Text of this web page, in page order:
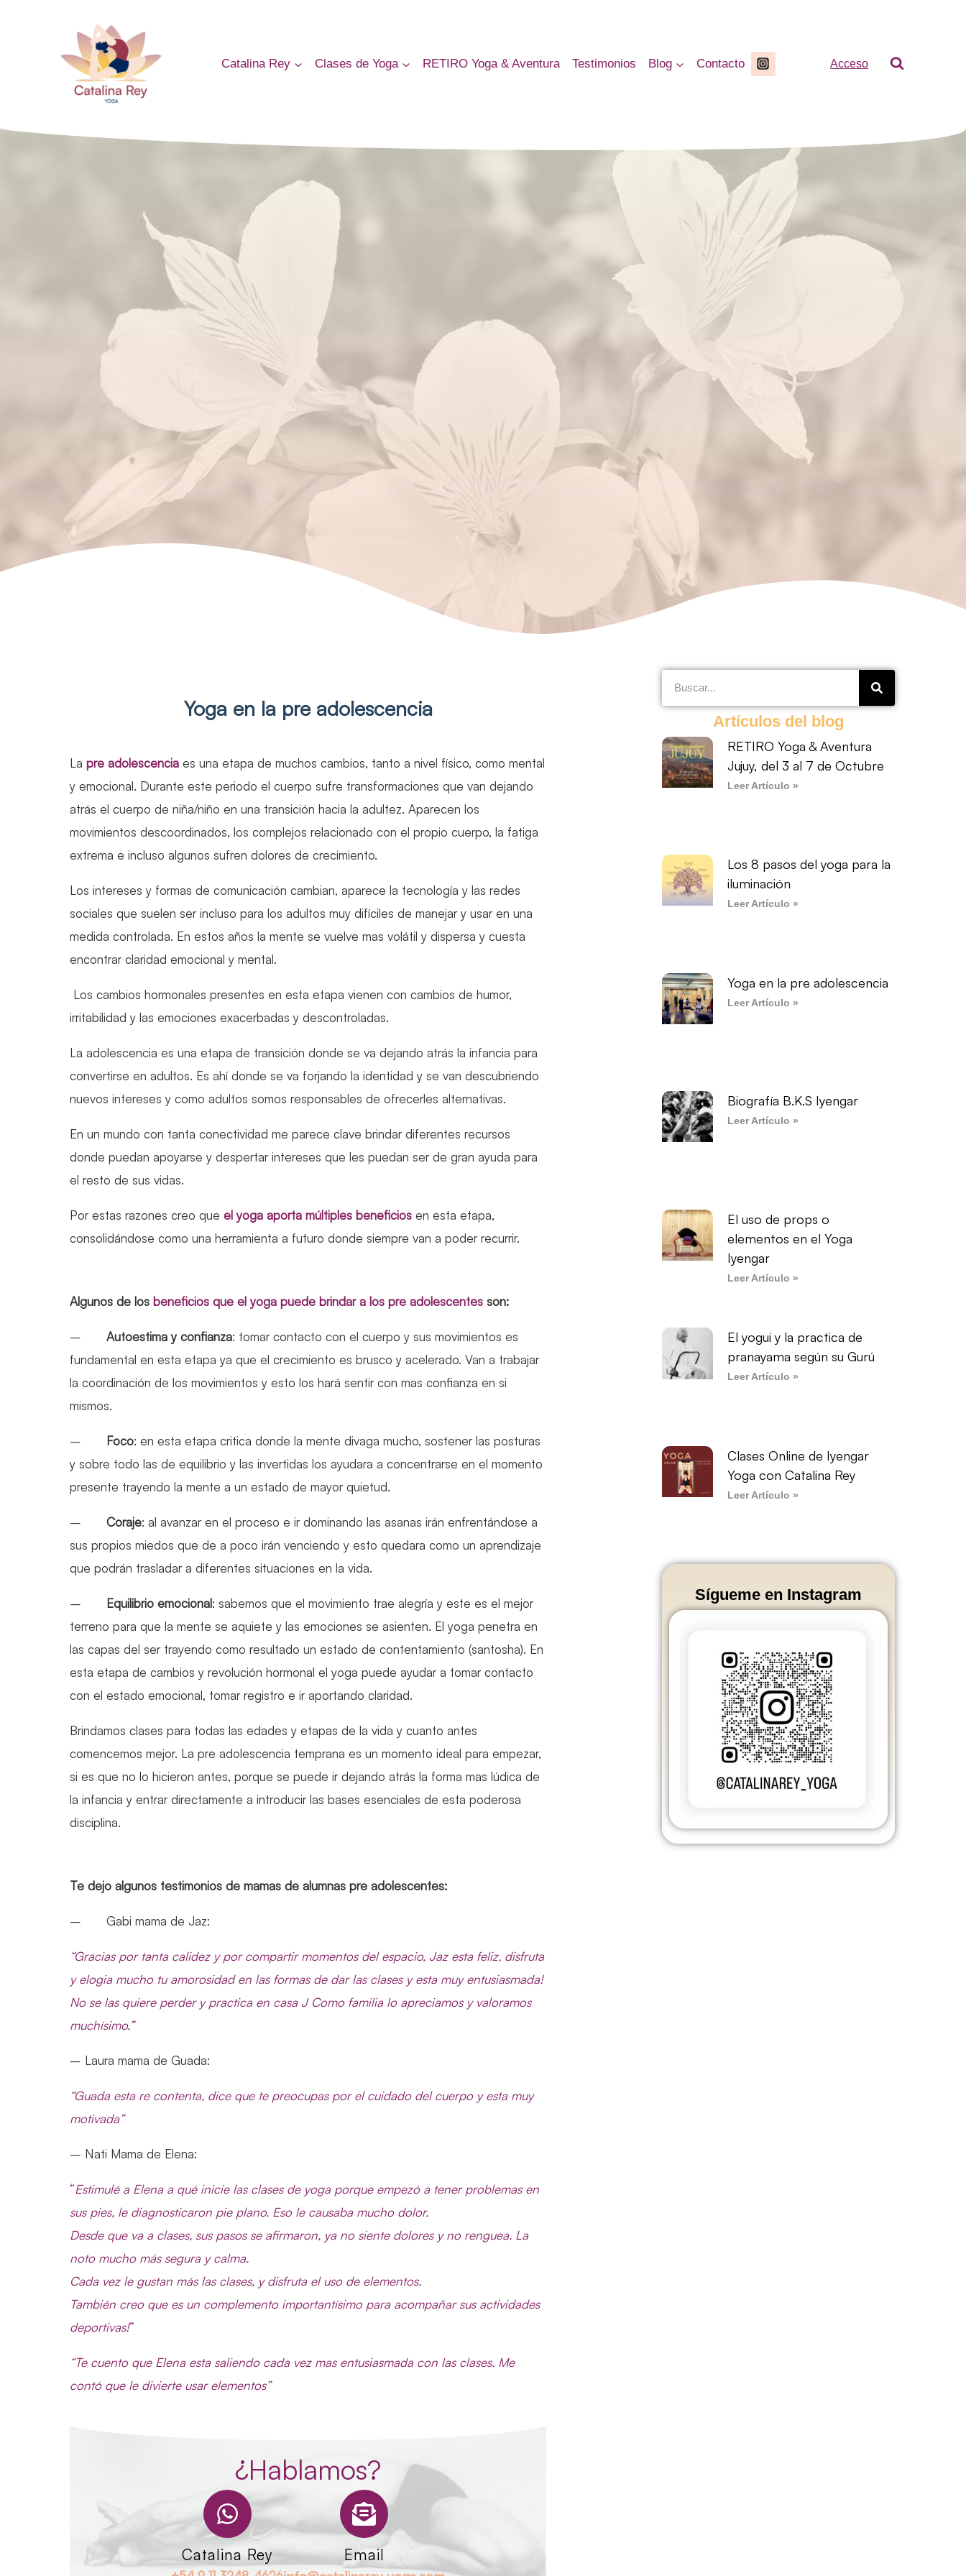
Catalina Rey Clases de Yoga RETIRO Yoga & Aventura Testimonios Blog Contacto Acceso
Yoga en la pre adolescencia
La pre adolescencia es una etapa de muchos cambios, tanto a nivel físico, como mental
y emocional. Durante este periodo el cuerpo sufre transformaciones que van dejando
atrás el cuerpo de niña/niño en una transición hacia la adultez. Aparecen los
movimientos descoordinados, los complejos relacionado con el propio cuerpo, la fatiga
extrema e incluso algunos sufren dolores de crecimiento.
Los intereses y formas de comunicación cambian, aparece la tecnología y las redes
sociales que suelen ser incluso para los adultos muy difíciles de manejar y usar en una
medida controlada. En estos años la mente se vuelve mas volátil y dispersa y cuesta
encontrar claridad emocional y mental.
Los cambios hormonales presentes en esta etapa vienen con cambios de humor,
irritabilidad y las emociones exacerbadas y descontroladas.
La adolescencia es una etapa de transición donde se va dejando atrás la infancia para
convertirse en adultos. Es ahí donde se va forjando la identidad y se van descubriendo
nuevos intereses y como adultos somos responsables de ofrecerles alternativas.
En un mundo con tanta conectividad me parece clave brindar diferentes recursos
donde puedan apoyarse y despertar intereses que les puedan ser de gran ayuda para
el resto de sus vidas.
Por estas razones creo que el yoga aporta múltiples beneficios en esta etapa,
consolidándose como una herramienta a futuro donde siempre van a poder recurrir.
Algunos de los beneficios que el yoga puede brindar a los pre adolescentes son:
– Autoestima y confianza: tomar contacto con el cuerpo y sus movimientos es
fundamental en esta etapa ya que el crecimiento es brusco y acelerado. Van a trabajar
la coordinación de los movimientos y esto los hará sentir con mas confianza en si
mismos.
– Foco: en esta etapa critica donde la mente divaga mucho, sostener las posturas
y sobre todo las de equilibrio y las invertidas los ayudara a concentrarse en el momento
presente trayendo la mente a un estado de mayor quietud.
– Coraje: al avanzar en el proceso e ir dominando las asanas irán enfrentándose a
sus propios miedos que de a poco irán venciendo y esto quedara como un aprendizaje
que podrán trasladar a diferentes situaciones en la vida.
– Equilibrio emocional: sabemos que el movimiento trae alegría y este es el mejor
terreno para que la mente se aquiete y las emociones se asienten. El yoga penetra en
las capas del ser trayendo como resultado un estado de contentamiento (santosha). En
esta etapa de cambios y revolución hormonal el yoga puede ayudar a tomar contacto
con el estado emocional, tomar registro e ir aportando claridad.
Brindamos clases para todas las edades y etapas de la vida y cuanto antes
comencemos mejor. La pre adolescencia temprana es un momento ideal para empezar,
si es que no lo hicieron antes, porque se puede ir dejando atrás la forma mas lúdica de
la infancia y entrar directamente a introducir las bases esenciales de esta poderosa
disciplina.
Te dejo algunos testimonios de mamas de alumnas pre adolescentes:
– Gabi mama de Jaz:
“Gracias por tanta calidez y por compartir momentos del espacio, Jaz esta feliz, disfruta
y elogia mucho tu amorosidad en las formas de dar las clases y esta muy entusiasmada!
No se las quiere perder y practica en casa J Como familia lo apreciamos y valoramos
muchísimo.”
– Laura mama de Guada:
“Guada esta re contenta, dice que te preocupas por el cuidado del cuerpo y esta muy
motivada”
– Nati Mama de Elena:
“Estimulé a Elena a qué inicie las clases de yoga porque empezó a tener problemas en
sus pies, le diagnosticaron pie plano. Eso le causaba mucho dolor.
Desde que va a clases, sus pasos se afirmaron, ya no siente dolores y no renguea. La
noto mucho más segura y calma.
Cada vez le gustan más las clases, y disfruta el uso de elementos.
También creo que es un complemento importantísimo para acompañar sus actividades
deportivas!“
“Te cuento que Elena esta saliendo cada vez mas entusiasmada con las clases. Me
contó que le divierte usar elementos”
¿Hablamos?
Catalina Rey Email
Artículos del blog
RETIRO Yoga & Aventura
Jujuy, del 3 al 7 de Octubre
Leer Artículo »
Los 8 pasos del yoga para la
iluminación
Leer Artículo »
Yoga en la pre adolescencia
Leer Artículo »
Biografía B.K.S Iyengar
Leer Artículo »
El uso de props o
elementos en el Yoga
Iyengar
Leer Artículo »
El yogui y la practica de
pranayama según su Gurú
Leer Artículo »
Clases Online de Iyengar
Yoga con Catalina Rey
Leer Artículo »
Sígueme en Instagram